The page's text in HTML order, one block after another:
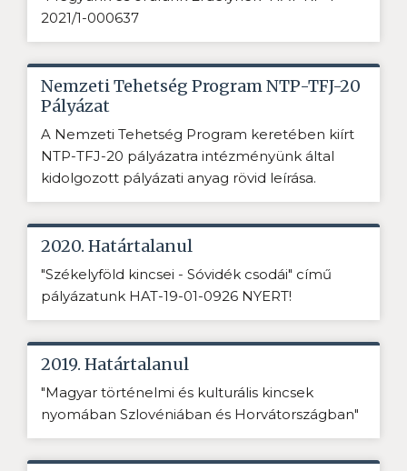
2021/1-000637
Nemzeti Tehetség Program NTP-TFJ-20
Pályázat
A Nemzeti Tehetség Program keretében kiírt
NTP-TFJ-20 pályázatra intézményünk által
kidolgozott pályázati anyag rövid leírása.
2020. Határtalanul
"Székelyföld kincsei - Sóvidék csodái" című
pályázatunk HAT-19-01-0926 NYERT!
2019. Határtalanul
"Magyar történelmi és kulturális kincsek
nyomában Szlovéniában és Horvátországban"